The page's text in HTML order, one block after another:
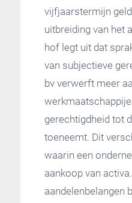
vijfjaarstermijn
uitbreiding van het
hof legt uit dat
van subjectieve
bv verwerft meer
gerechtigdheid tot
toeneemt. Dit
waarin een
aankoop van
aandelenbelangen